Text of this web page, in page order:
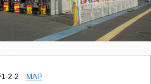
1-2-2
MAP